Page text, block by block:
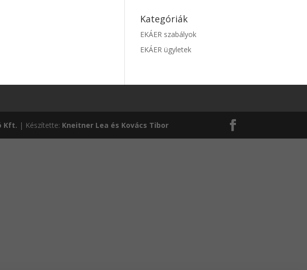
Kategóriák
EKÁER szabályok
EKÁER ügyletek
Kft. | Készítette: Kneitner Lea és Kovács Tibor